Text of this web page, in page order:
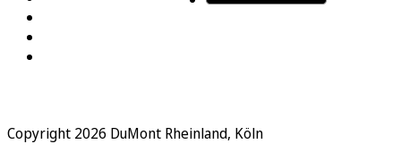
Copyright 2026 DuMont Rheinland, Köln